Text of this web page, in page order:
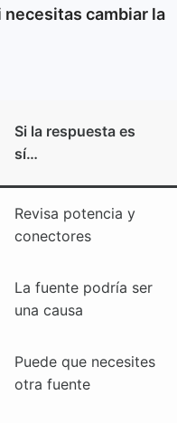
necesitas cambiar la
Si la respuesta es
sí…
Revisa potencia y
conectores
La fuente podría ser
una causa
Puede que necesites
otra fuente